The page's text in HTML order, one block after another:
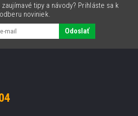
tipy a návody? Prihláste sa k
odberu noviniek.
Odoslať